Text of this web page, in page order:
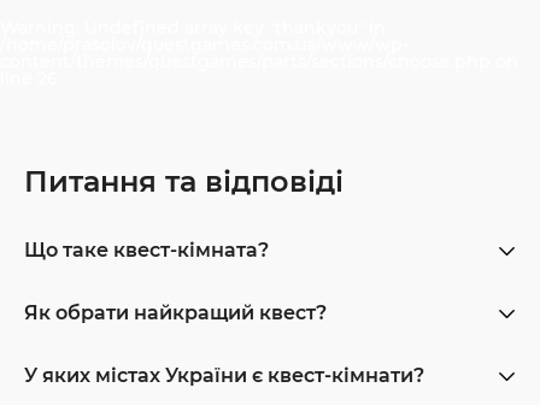
Питання та відповіді
Що таке квест-кімната?
Як обрати найкращий квест?
У яких містах України є квест-кімнати?